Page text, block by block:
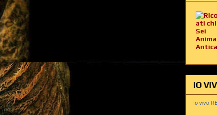
IO
Io vivo